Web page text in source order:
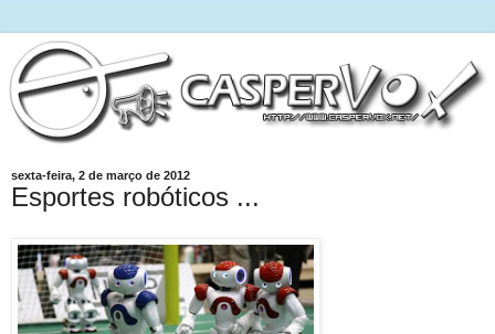
sexta-feira, 2 de março de 2012
Esportes robóticos ...